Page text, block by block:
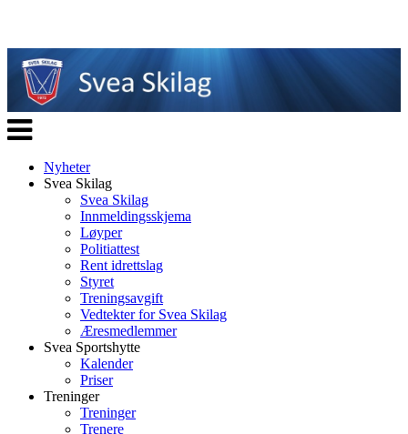
Veksle
navigasjon
Nyheter
Svea Skilag
Svea Skilag
Innmeldingsskjema
Løyper
Politiattest
Rent idrettslag
Styret
Treningsavgift
Vedtekter for Svea Skilag
Æresmedlemmer
Svea Sportshytte
Kalender
Priser
Treninger
Treninger
Trenere